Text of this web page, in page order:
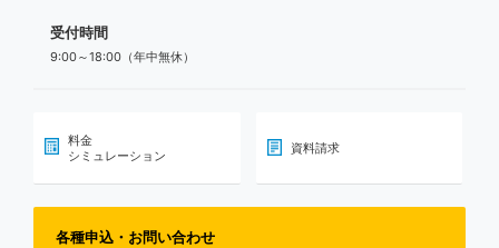
受付時間
9:00～18:00（年中無休）
料金
シミュレーション
資料請求
各種申込・お問い合わせ